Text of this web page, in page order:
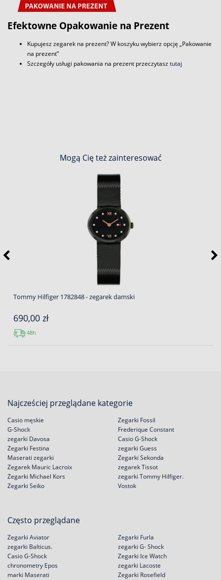
Efektowne Opakowanie na Prezent
Kupujesz zegarek na prezent? W koszyku wybierz opcję „Pakowanie
na prezent”
Szczegóły usługi pakowania na prezent przeczytasztutaj
Mogą Cię też zainteresować
Tommy Hilfiger 1782848 - zegarek damski
690,00 zł
48h
Najcześciej przeglądane kategorie
Casio męskie
G-Shock
zegarki Davosa
Zegarki Festina
Zegarki Fossil
Frederique Constant
Casio G-Shock
zegarki Guess
Maserati zegarki
Zegarek Mauric Lacroix
Zegarki Michael Kors
Zegarki Seiko
Zegarki Sekonda
zegarek Tissot
zegarki Tommy Hilfiger.
Vostok
Często przeglądane
Zegarki Aviator
zegarki Balticus.
Casio G-Shock
chronometry Epos
Zegarki Furla
zegarki G- Shock
Zegarki Ice Watch
zegarki Lacoste
marki Maserati
Zegarki Rosefield